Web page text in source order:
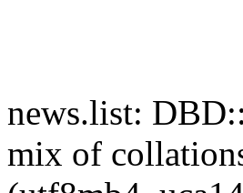
news.list:
mix of